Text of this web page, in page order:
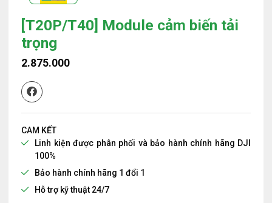
[T20P/T40] Module cảm biến tải
trọng
2.875.000
CAM KẾT
Linh kiện được phân phối và bảo hành chính hãng DJI
100%
Bảo hành chính hãng 1 đổi 1
Hỗ trợ kỹ thuật 24/7